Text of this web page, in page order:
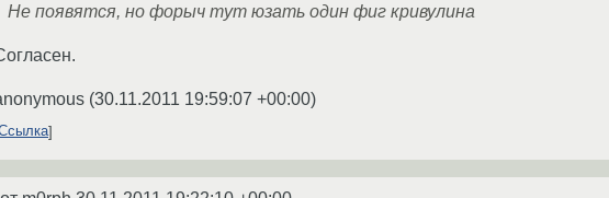
Не появятся, но форыч тут юзать один фиг кривулина
(30.11.2011 19:59:07 +00:00)